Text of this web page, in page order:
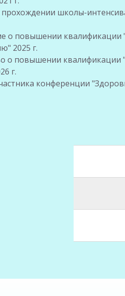
школы-
о повышении
2025 г.
о повышении квалификации
г.
конференции